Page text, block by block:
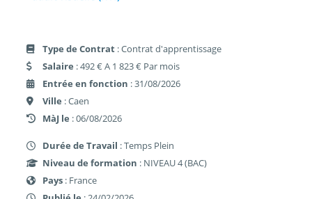
Type de Contrat : Contrat d'apprentissage
Salaire : 492 € A 1 823 € Par mois
Entrée en fonction : 31/08/2026
Ville : Caen
MàJ le : 06/08/2026
Durée de Travail : Temps Plein
Niveau de formation : NIVEAU 4 (BAC)
Pays : France